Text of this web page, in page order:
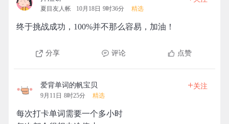
夏目友人帐 10月18日 9时36分 精选
终于挑战成功，100%并不那么容易，加油！
分享 评论 点赞
爱背单词的帆宝贝
9月11日 8时25分 精选
+关注
每次打卡单词需要一个多小时